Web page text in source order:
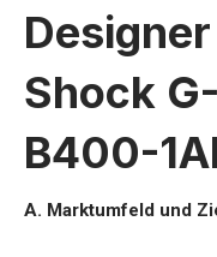
Shock
B400-
A. Marktumfeld und